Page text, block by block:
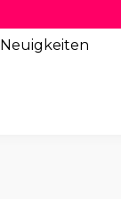
Neuigkeiten